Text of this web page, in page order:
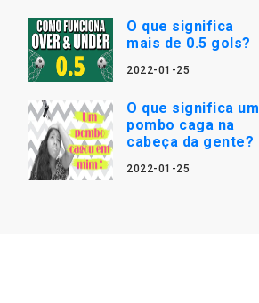
O que significa
mais de 0.5 gols?
2022-01-25
O que significa um
pombo caga na
cabeça da gente?
2022-01-25